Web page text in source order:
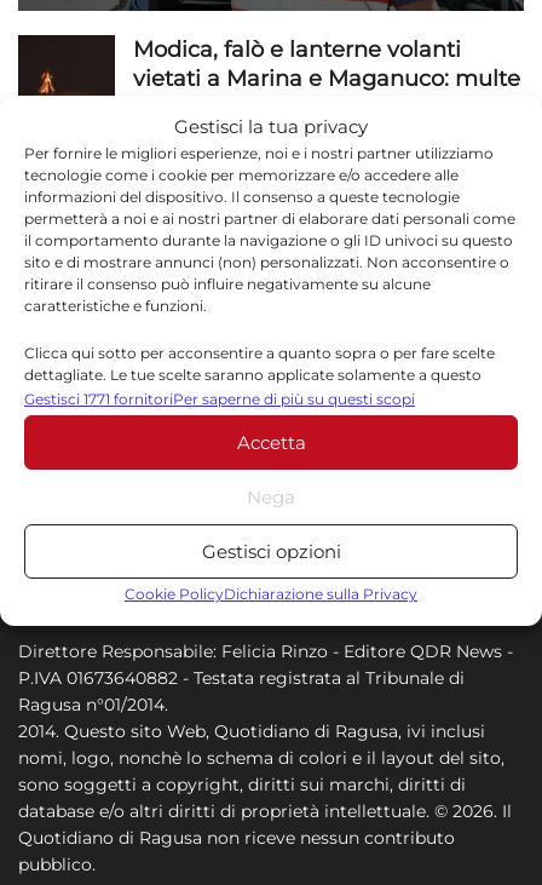
Gestisci la tua privacy
Per fornire le migliori esperienze, noi e i nostri partner utilizziamo
tecnologie come i cookie per memorizzare e/o accedere alle
informazioni del dispositivo. Il consenso a queste tecnologie
permetterà a noi e ai nostri partner di elaborare dati personali come
il comportamento durante la navigazione o gli ID univoci su questo
sito e di mostrare annunci (non) personalizzati. Non acconsentire o
ritirare il consenso può influire negativamente su alcune
caratteristiche e funzioni.
Clicca qui sotto per acconsentire a quanto sopra o per fare scelte
dettagliate. Le tue scelte saranno applicate solamente a questo
sito. È possibile modificare le impostazioni in qualsiasi momento,
compreso il ritiro del consenso, utilizzando i pulsanti della Cookie
Policy o cliccando sul pulsante di gestione del consenso nella parte
inferiore dello schermo.
Statistiche
Archiviare informazioni su dispositivo e/o accedervi, Misurare le
prestazioni degli annunci, Misurare le prestazioni dei contenuti,
combinazione di dati provenienti da fonti diverse.
Marketing
Archiviare informazioni su dispositivo e/o accedervi, Utilizzare
dati limitati per la selezione della pubblicità, Creare profili per la
pubblicità personalizzata, Utilizzare profili per la selezione di
pubblicità personalizzata, Creare profili per la personalizzazione
dei contenuti, Utilizzare profili per la selezione di contenuti
Gestisci 1771 fornitoriPer saperne di più su questi scopi
Accetta
Nega
Gestisci opzioni
Cookie PolicyDichiarazione sulla Privacy
Modica, falò e lanterne volanti
vietati a Marina e Maganuco: multe
Modica, Prendiamoci Cura passa
all’opposizione: «Dimettiamoci tutti
e votiamo»
8 AGOSTO 2026
sfidano We Beach Catania-Samb e
Pisa-Napoli Bs
Direttore Responsabile: Felicia Rinzo - Editore QDR News -
P.IVA 01673640882 - Testata registrata al Tribunale di
Ragusa n°01/2014.
2014. Questo sito Web, Quotidiano di Ragusa, ivi inclusi
nomi, logo, nonchè lo schema di colori e il layout del sito,
sono soggetti a copyright, diritti sui marchi, diritti di
database e/o altri diritti di proprietà intellettuale. © 2026. Il
Quotidiano di Ragusa non riceve nessun contributo
pubblico.